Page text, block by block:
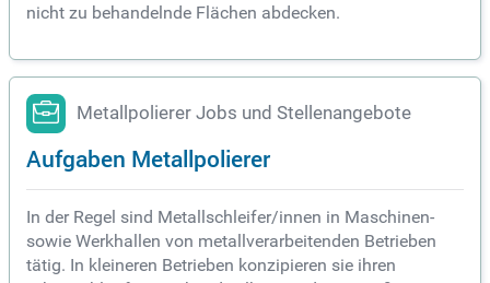
nicht zu behandelnde Flächen abdecken.
Metallpolierer Jobs und Stellenangebote
Aufgaben Metallpolierer
In der Regel sind Metallschleifer/innen in Maschinen-
sowie Werkhallen von metallverarbeitenden Betrieben
tätig. In kleineren Betrieben konzipieren sie ihren